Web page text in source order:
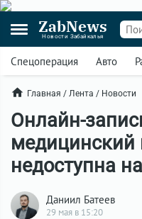
ZabNews
Новости Забайкалья
Спецоперация Авто
Главная / Лента / Новости
Онлайн-
медицинский
недоступна
Даниил Батеев
29 мая в 15:20